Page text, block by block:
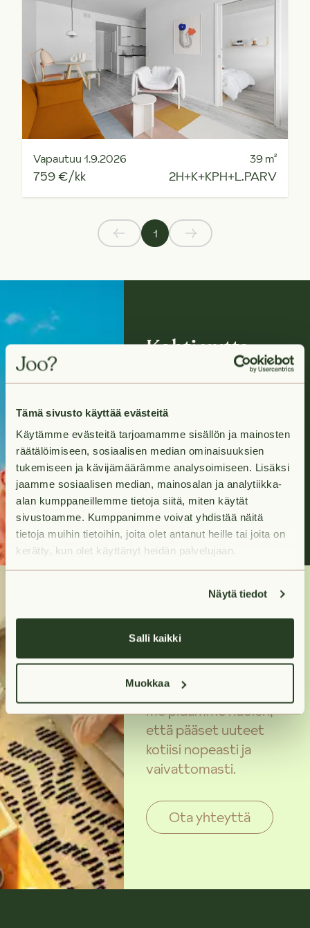
Tämä sivusto käyttää evästeitä
Käytämme evästeitä tarjoamamme sisällön ja mainosten
räätälöimiseen, sosiaalisen median ominaisuuksien
tukemiseen ja kävijämäärämme analysoimiseen. Lisäksi
jaamme sosiaalisen median, mainosalan ja analytiikka-
alan kumppaneillemme tietoja siitä, miten käytät
sivustoamme. Kumppanimme voivat yhdistää näitä
tietoja muihin tietoihin, joita olet antanut heille tai joita on
kerätty, kun olet käyttänyt heidän palvelujaan.
Näytä tiedot
Salli kaikki
Muokkaa
Vapautuu 1.9.2026
759 €/kk
39m²
2H+K+KPH+L.PARV
1
Kohti uutta
Tuleva kotisi odottaa
sinua hakumatkan
päässä.
Hae asuntoja
Tarvitsetko
apua?
Ota meihin yhteyttä ja
me pidämme huolen,
että pääset uuteet
kotiisi nopeasti ja
vaivattomasti.
Ota yhteyttä